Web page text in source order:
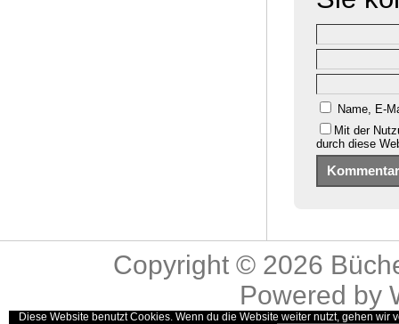
Name, E-
Mit der
durch diese
Copyright © 2026
Powered by
Diese Website benutzt Cookies. Wenn du die Website weiter nutzt, gehen